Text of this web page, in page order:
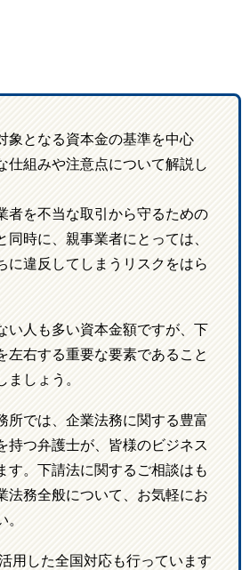
象となる資本金の基準を中心
仕組みや注意点について解説し
者を不当な取引から守るための
同時に、親事業者にとっては、
に違反してしまうリスクをはら
い人も多い資本金額ですが、下
左右する重要な要素であること
ましょう。
所では、企業法務に関する豊富
持つ弁護士が、皆様のビジネス
す。下請法に関するご相談はも
法務全般について、お気軽にお
用した全国対応も行っています